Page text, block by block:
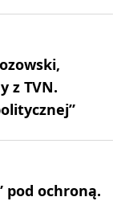
z TVN.
pod ochroną.